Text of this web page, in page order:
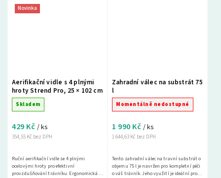
Novinka
Aerifikační vidle s 4 plnými
hroty Strend Pro, 25 × 102 cm
Skladem
354,55 Kč bez DPH
429 Kč / ks
Ruční aerifikační vidle se 4 plnými
ocelovými hroty pro efektivní
provzdušňování trávníku. Ergonomická T-
Zahradní válec na substrát 75
l
Momentálně nedostupné
1 644,63 Kč bez DPH
1 990 Kč / ks
Tento zahradní válec na travní substrát o
objemu 75 l je navržen pro kompletní péči
o váš trávník. Jeho využití je ideální pro